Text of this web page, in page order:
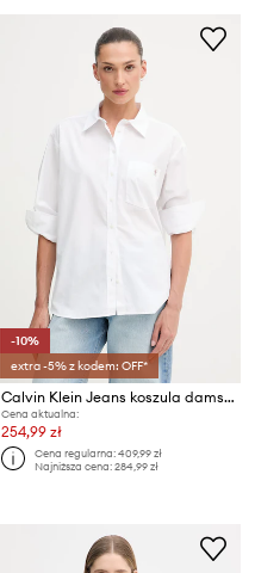
-10%
extra -5% z kodem: OFF*
Calvin Klein Jeans koszula damska bawełniana
Cena aktualna:
254,99 zł
Cena regularna:409,99 zł
Najniższa cena:284,99 zł